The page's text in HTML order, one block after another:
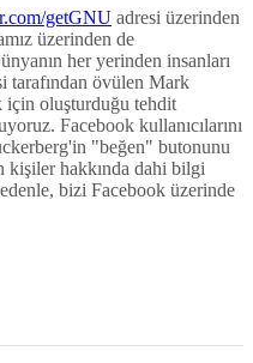
getGNU adresi üzerinden
üzerinden de
her yerinden insanları
tarafından övülen Mark
oluşturduğu tehdit
Facebook kullanıcılarını
"beğen" butonunu
kişiler hakkında dahi bilgi
bizi Facebook üzerinde